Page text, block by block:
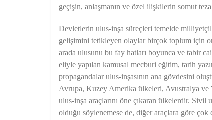
geçişin, anlaşmanın ve özel ilişkilerin somut
Devletlerin ulus-inşa süreçleri temelde
gelişimini tetikleyen olaylar birçok toplum için
arada ulusunu bu fay hatları boyunca ve tabir
eliyle yapılan kamusal mecburi eğitim, tarih
propagandalar ulus-inşasının ana gövdesini
Avrupa, Kuzey Amerika ülkeleri, Avustralya ve
ulus-inşa araçlarını öne çıkaran ülkelerdir.
olduğu söylenemese de, diğer araçlara göre